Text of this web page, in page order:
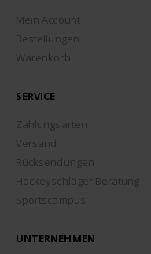
Mein Account
Bestellungen
Warenkorb
SERVICE
Zahlungsarten
Versand
Rücksendungen
Hockeyschläger Beratung
Sportscampus
UNTERNEHMEN